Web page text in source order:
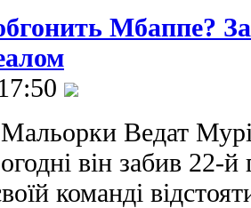
Мбаппе?
Ведат
він забив 22-й
команді